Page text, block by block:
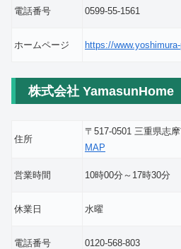
電話番号 0599-55-1561
ホームページ https://
株式会社 YamasunHome
住所
〒517-0501 三重県志
MAP
営業時間 10時00分～17時30分
休業日 水曜
電話番号 0120-568-803